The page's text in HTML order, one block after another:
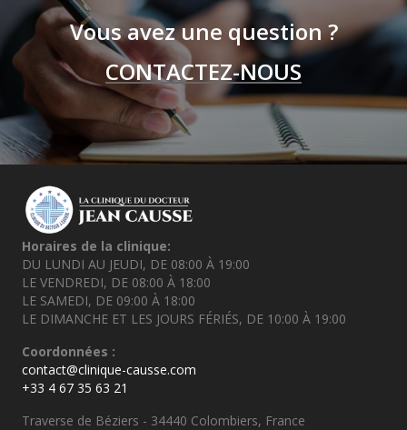
Vous avez une question ?
CONTACTEZ-NOUS
Horaires de la clinique:
DU LUNDI AU JEUDI, DE 08:00 À 19:00
LE VENDREDI, DE 08:00 À 18:00
LE SAMEDI, DE 09:00 À 18:00
LE DIMANCHE ET LES JOURS FÉRIÉS, DE 10:00 À 19:00
Coordonnées :
contact@clinique-causse.com
+33 4 67 35 63 21
Traverse de Béziers - 34440 Colombiers, France